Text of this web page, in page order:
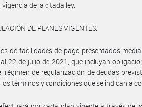
de la citada ley.
DE PLANES VIGENTES.
de facilidades de pago presentados
al 22 de julio de 2021, que incluyan
régimen de regularización de deudas
términos y condiciones que se indican a